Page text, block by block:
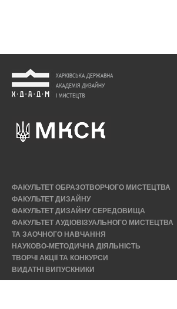
ФАКУЛЬТЕТ ОБРАЗОТВОРЧОГО МИСТЕЦТВА
ФАКУЛЬТЕТ ДИЗАЙНУ
ФАКУЛЬТЕТ ДИЗАЙНУ СЕРЕДОВИЩА
ФАКУЛЬТЕТ АУДІОВІЗУАЛЬНОГО МИСТЕЦТВА
ТА ЗАОЧНОГО НАВЧАННЯ
НАУКОВО-МЕТОДИЧНА ДІЯЛЬНІСТЬ
ТВОРЧІ АКЦІЇ ТА КОНКУРСИ
ВИДАТНІ ВИПУСКНИКИ